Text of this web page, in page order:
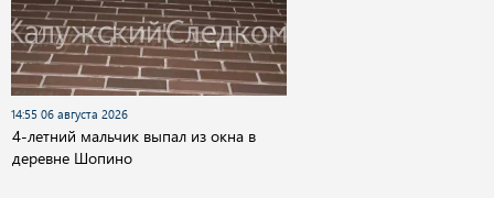
14:55 06 августа 2026
4-летний мальчик выпал из окна в
деревне Шопино